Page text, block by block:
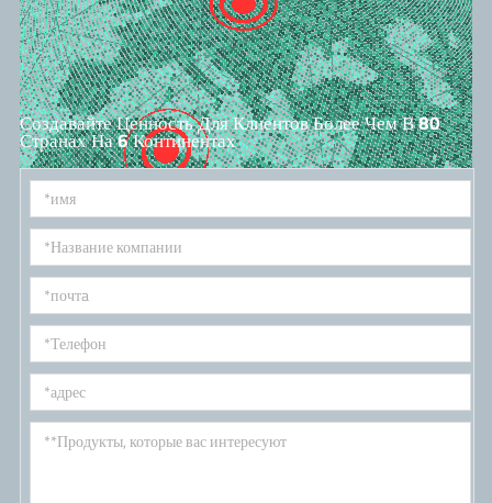
Создавайте Ценность Для Клиентов Более Чем В 80
Странах На 6 Континентах